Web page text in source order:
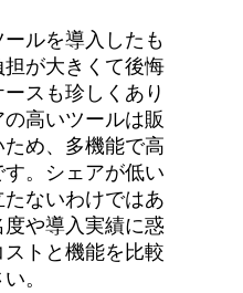
ルを導入したも
が大きくて後悔
スも珍しくあり
高いツールは販
め、多機能で高
。シェアが低い
ないわけではあ
度や導入実績に惑
トと機能を比較
。